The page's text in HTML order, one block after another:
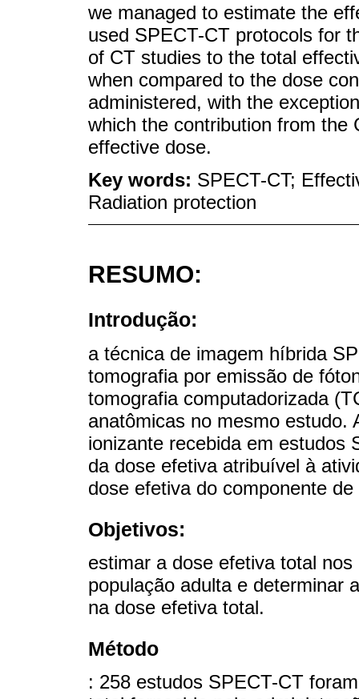
we managed to estimate the
used SPECT-CT protocols for
of CT studies to the total
when compared to the dose
administered, with the
which the contribution from the
effective dose.
Key words: SPECT-CT;
Radiation protection
RESUMO:
Introdução:
a técnica de imagem híbrida
tomografia por emissão de
tomografia computadorizada
anatômicas no mesmo estudo.
ionizante recebida em estudos
da dose efetiva atribuível à
dose efetiva do componente
Objetivos:
estimar a dose efetiva total
população adulta e determinar
na dose efetiva total.
Método
: 258 estudos SPECT-CT